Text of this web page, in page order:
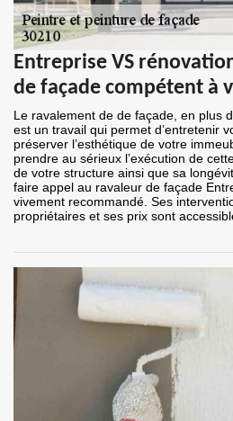
Entreprise VS
de façade compétent à
Le ravalement de de façade, en plus
est un travail qui permet d’entretenir
préserver l’esthétique de votre
prendre au sérieux l’exécution de
de votre structure ainsi que sa
faire appel au ravaleur de façade
vivement recommandé. Ses
propriétaires et ses prix sont